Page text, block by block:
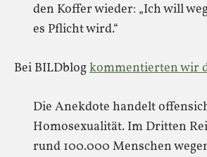
den Koffer wieder: „Ich will
es Pflicht wird.“
Bei BILDblogkommentierten wir
Die Anekdote handelt
Homosexualität. Im Dritten
rund 100.000 Menschen